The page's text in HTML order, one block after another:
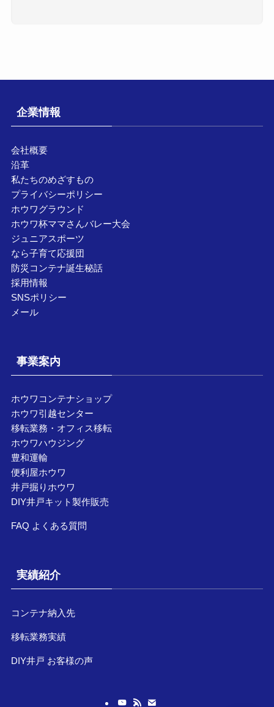
企業情報
会社概要
沿革
私たちのめざすもの
プライバシーポリシー
ホウワグラウンド
ホウワ杯ママさんバレー大会
ジュニアスポーツ
なら子育て応援団
防災コンテナ誕生秘話
採用情報
SNSポリシー
メール
事業案内
ホウワコンテナショップ
ホウワ引越センター
移転業務・オフィス移転
ホウワハウジング
豊和運輸
便利屋ホウワ
井戸掘りホウワ
DIY井戸キット製作販売
FAQ よくある質問
実績紹介
コンテナ納入先
移転業務実績
DIY井戸 お客様の声